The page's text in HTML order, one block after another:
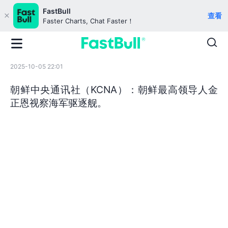
FastBull
Faster Charts, Chat Faster！
查看
2025-10-05 22:01
朝鲜中央通讯社（KCNA）：朝鲜最高领导人金
正恩视察海军驱逐舰。